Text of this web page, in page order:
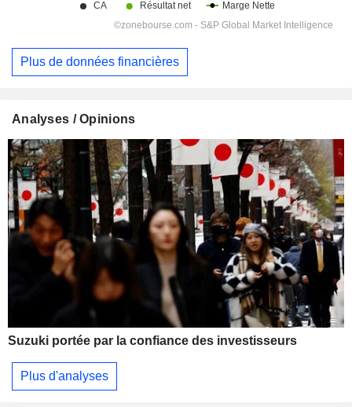
Plus de données financières
Analyses / Opinions
Suzuki portée par la confiance des investisseurs
Plus d'analyses